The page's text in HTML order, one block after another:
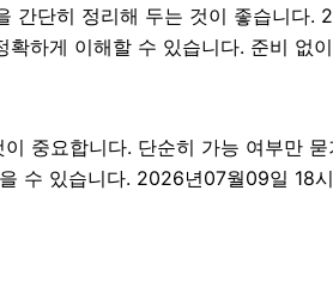
간단히 정리해 두는 것이 좋습니
하게 이해할 수 있습니다. 준비
중요합니다. 단순히 가능 여부만
수 있습니다. 2026년07월09일 18